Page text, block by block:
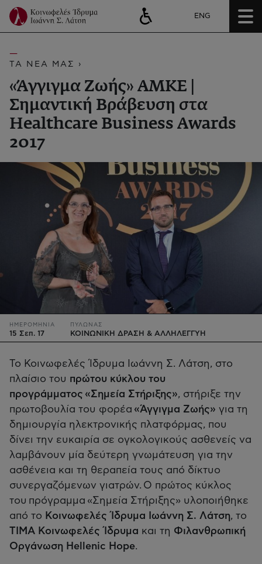
ENG
ΤΑ ΝΕΑ ΜΑΣ ›
«Άγγιγμα Ζωής» ΑΜΚΕ |
Σημαντική Βράβευση στα
Healthcare Business Awards
2017
ΗΜΕΡΟΜΗΝΙΑ
15 Σεπ. 17
ΠΥΛΩΝΑΣ
ΚΟΙΝΩΝΙΚΗ ΔΡΑΣΗ & ΑΛΛΗΛΕΓΓΥΗ
Το Κοινωφελές Ίδρυμα Ιωάννη Σ. Λάτση, στο
πλαίσιο του πρώτου κύκλου του
προγράμματος «Σημεία Στήριξης», στήριξε την
πρωτοβουλία του φορέα «Άγγιγμα Ζωής» για τη
δημιουργία ηλεκτρονικής πλατφόρμας, που
δίνει την ευκαιρία σε ογκολογικούς ασθενείς να
λαμβάνουν μία δεύτερη γνωμάτευση για την
ασθένεια και τη θεραπεία τους από δίκτυο
συνεργαζόμενων γιατρών. Ο πρώτος κύκλος
του πρόγραμμα «Σημεία Στήριξης» υλοποιήθηκε
από το Κοινωφελές Ίδρυμα Ιωάννη Σ. Λάτση, το
ΤΙΜΑ Κοινωφελές Ίδρυμα και τη Φιλανθρωπική
Οργάνωση Hellenic Hope.